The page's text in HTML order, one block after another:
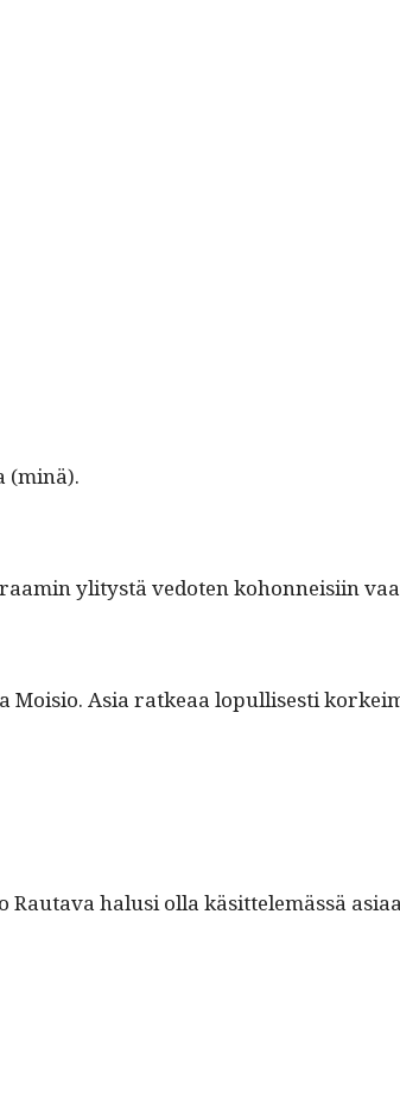
(minä).
yli­tys­tä vedoten kohon­neisi­in
Asia ratkeaa lop­ullis­es­ti
halusi olla käsit­telemässä